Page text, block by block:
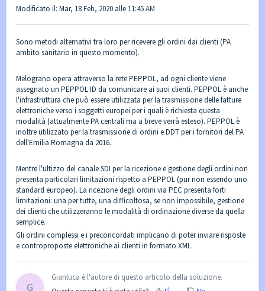
Modificato il: Mar, 18 Feb, 2020 alle 11:45 AM
Sono metodi alternativi tra loro per ricevere gli ordini dai clienti (PA
ambito sanitario in questo momento).
Melograno opera attraverso la rete PEPPOL, ad ogni cliente viene
assegnato un PEPPOL ID da comunicare ai suoi clienti. PEPPOL è anche
l'infrastruttura che può essere utilizzata per la trasmissione delle fatture
elettroniche verso i soggetti europei per i quali è richiesta questa
modalità (attualmente PA centrali ma a breve verrà esteso). PEPPOL è
inoltre utilizzato per la trasmissione di ordini e DDT per i fornitori del PA
dell'Emilia Romagna da 2016.
Mentre l'ultizzo del canale SDI per la ricezione e gestione degli ordini non
presenta particolari limitazioni rispetto a PEPPOL (pur non essendo uno
standard europeo). La ricezione degli ordini via PEC presenta forti
limitazioni: una per tutte, una difficoltosa, se non impossibile, gestione
dei clienti che utilizzeranno le modalità di ordinazione diverse da quella
semplice.
Gli ordini complessi e i preconcordati implicano di poter inviare risposte
e controproposte elettroniche ai clienti in formato XML.
G
Gianluca è l'autore di questo articolo della soluzione.